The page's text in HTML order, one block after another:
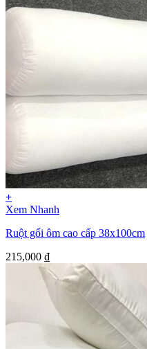
+
Xem Nhanh
Ruột gối ôm cao cấp 38x100cm
215,000 ₫